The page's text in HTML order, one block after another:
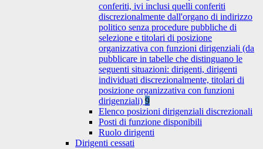
conferiti, ivi inclusi quelli conferiti
discrezionalmente dall'organo di indirizzo
politico senza procedure pubbliche di
selezione e titolari di posizione
organizzativa con funzioni dirigenziali (da
pubblicare in tabelle che distinguano le
seguenti situazioni: dirigenti, dirigenti
individuati discrezionalmente, titolari di
posizione organizzativa con funzioni
dirigenziali) 9
Elenco posizioni dirigenziali discrezionali
Posti di funzione disponibili
Ruolo dirigenti
Dirigenti cessati